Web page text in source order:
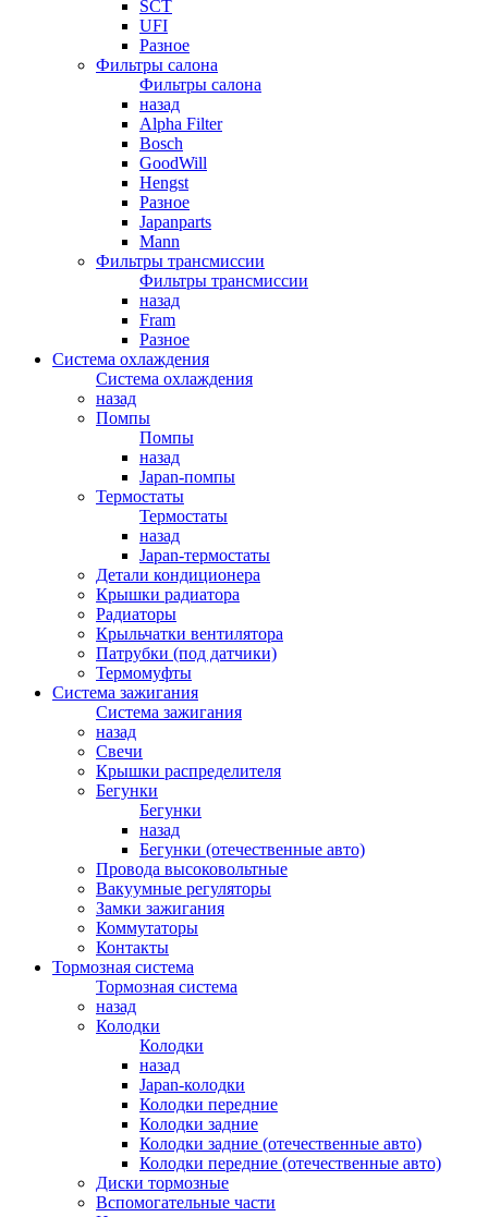
SCT
UFI
Разное
Фильтры салона
Фильтры салона
назад
Alpha Filter
Bosch
GoodWill
Hengst
Разное
Japanparts
Mann
Фильтры трансмиссии
Фильтры трансмиссии
назад
Fram
Разное
Система охлаждения
Система охлаждения
назад
Помпы
Помпы
назад
Japan-помпы
Термостаты
Термостаты
назад
Japan-термостаты
Детали кондиционера
Крышки радиатора
Радиаторы
Крыльчатки вентилятора
Патрубки (под датчики)
Термомуфты
Система зажигания
Система зажигания
назад
Свечи
Крышки распределителя
Бегунки
Бегунки
назад
Бегунки (отечественные авто)
Провода высоковольтные
Вакуумные регуляторы
Замки зажигания
Коммутаторы
Контакты
Тормозная система
Тормозная система
назад
Колодки
Колодки
назад
Japan-колодки
Колодки передние
Колодки задние
Колодки задние (отечественные авто)
Колодки передние (отечественные авто)
Диски тормозные
Вспомогательные части